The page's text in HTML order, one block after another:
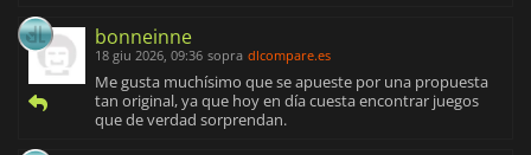
bonneinne
18 giu 2026, 09:36 sopra dlcompare.es
Me gusta muchísimo que se apueste por una propuesta
tan original, ya que hoy en día cuesta encontrar juegos
que de verdad sorprendan.